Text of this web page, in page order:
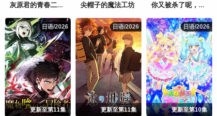
灰原君的青春二周目 尖帽子的魔法工坊 你又被杀了呢，侦探大人
日语/2026
日语/2026
更新至第11集
日语/2026
日语/2026
更新至第11集
日语/2026
日语/2026
更新至第10集